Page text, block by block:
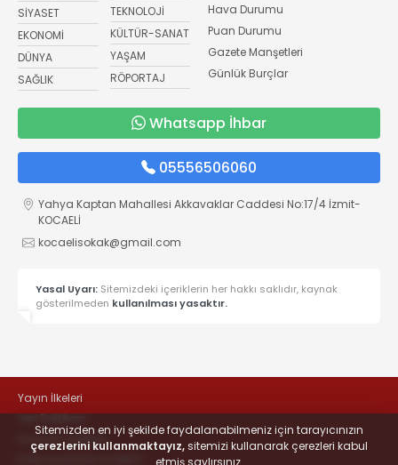
SİYASET
EKONOMİ
DÜNYA
SAĞLIK
TEKNOLOJİ
KÜLTÜR-SANAT
YAŞAM
RÖPORTAJ
Hava Durumu
Puan Durumu
Gazete Manşetleri
Günlük Burçlar
Whatsapp İhbar
05556506060
Yahya Kaptan Mahallesi Akkavaklar Caddesi No:17/4 İzmit-
KOCAELİ
kocaelisokak@gmail.com
Yasal Uyarı: Sitemizdeki içeriklerin her hakkı saklıdır, kaynak
gösterilmeden kullanılması yasaktır.
Yayın İlkeleri
Veri Politikası
Kullanım Şartları
Sitemizden en iyi şekilde faydalanabilmeniz için tarayıcınızın
çerezlerini kullanmaktayız,sitemizi kullanarak çerezleri kabul
etmiş saylırsınız.